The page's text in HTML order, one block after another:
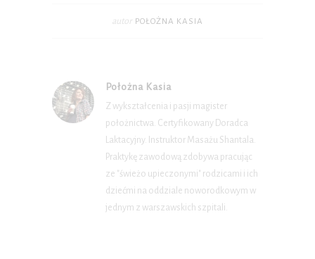
autor POŁOŻNA KASIA
Położna Kasia
Z wykształcenia i pasji magister
położnictwa. Certyfikowany Doradca
Laktacyjny. Instruktor Masażu Shantala.
Praktykę zawodową zdobywa pracując
ze "świeżo upieczonymi" rodzicami i ich
dziećmi na oddziale noworodkowym w
jednym z warszawskich szpitali.